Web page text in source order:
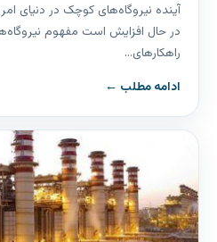
آینده نیروگاه‌های کوچک در دنیای
در حال افزایش است مفهوم
راهکارهای…
ادامه مطلب ←